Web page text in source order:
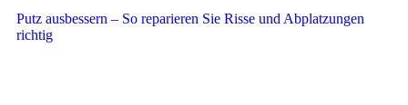
Putz ausbessern – So reparieren Sie Risse und Abplatzungen
richtig